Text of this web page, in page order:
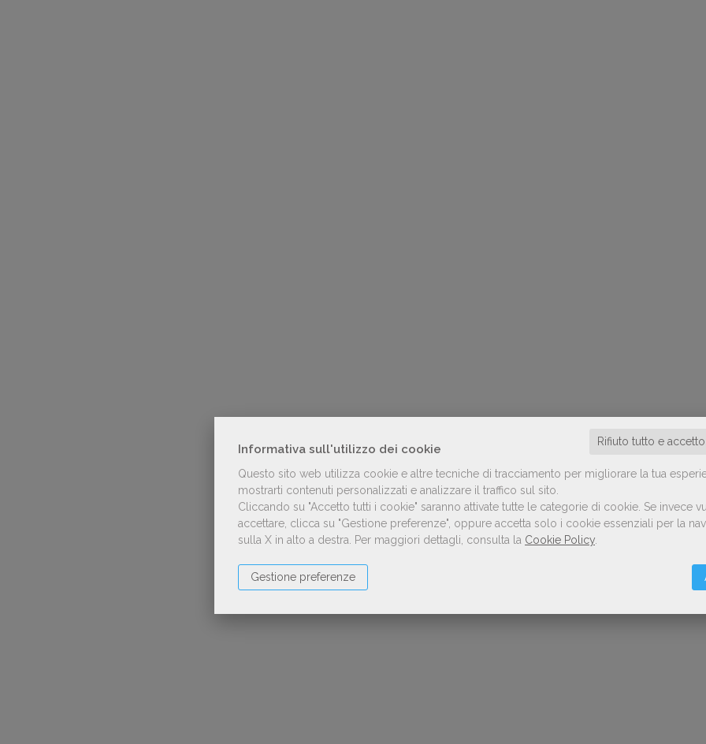
Informativa sull'utilizzo dei cookie
Rifiuto tutto e
Questo sito web utilizza cookie e altre tecniche di tracciamento per migliorare la tua
mostrarti contenuti personalizzati e analizzare il traffico sul sito.
Cliccando su "Accetto tutti i cookie" saranno attivate tutte le categorie di cookie. Se invece
accettare, clicca su "Gestione preferenze", oppure accetta solo i cookie essenziali per la
sulla X in alto a destra. Per maggiori dettagli, consulta la Cookie Policy
Gestione preferenze